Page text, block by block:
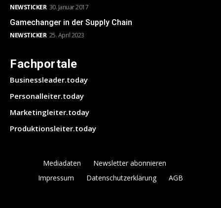
NEWSTICKER 30. Januar 2017
Gamechanger in der Supply Chain
NEWSTICKER 25. April 2023
Fachportale
Businessleader.today
Personalleiter.today
Marketingleiter.today
Produktionsleiter.today
Mediadaten
Newsletter abonnieren
Impressum
Datenschutzerklärung AGB